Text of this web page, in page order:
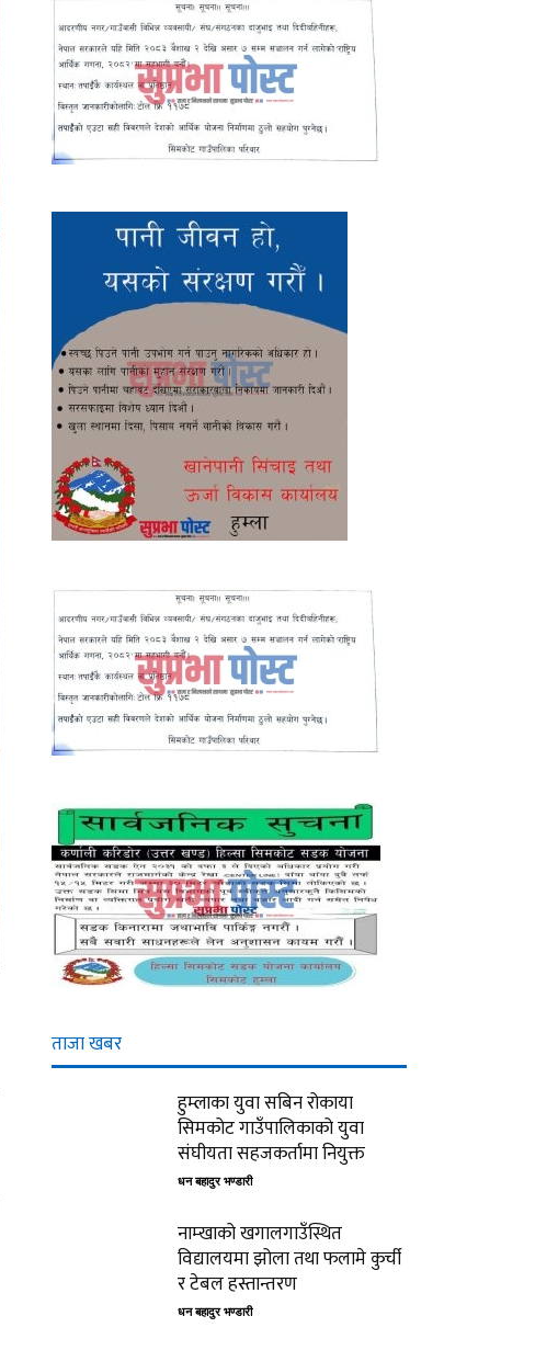
ताजा खबर
हुम्लाका युवा सबिन रोकाया
सिमकोट गाउँपालिकाको युवा
संघीयता सहजकर्तामा नियुक्त
धन बहादुर भण्डारी
नाम्खाको खगालगाउँस्थित
विद्यालयमा झोला तथा फलामे कुर्ची
र टेबल हस्तान्तरण
धन बहादुर भण्डारी